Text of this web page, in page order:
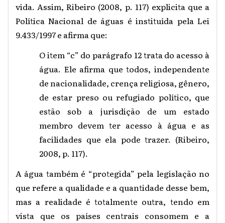
vida. Assim, Ribeiro (2008, p. 117) explicita que a
Política Nacional de águas é instituída pela Lei
9.433/1997 e afirma que:
O item “c” do parágrafo 12 trata do acesso à
água. Ele afirma que todos, independente
de nacionalidade, crença religiosa, gênero,
de estar preso ou refugiado político, que
estão sob a jurisdição de um estado
membro devem ter acesso à água e as
facilidades que ela pode trazer. (Ribeiro,
2008, p. 117).
A água também é “protegida” pela legislação no
que refere a qualidade e a quantidade desse bem,
mas a realidade é totalmente outra, tendo em
vista que os países centrais consomem e a